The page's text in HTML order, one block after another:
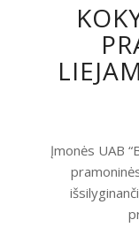
Įmonės UAB